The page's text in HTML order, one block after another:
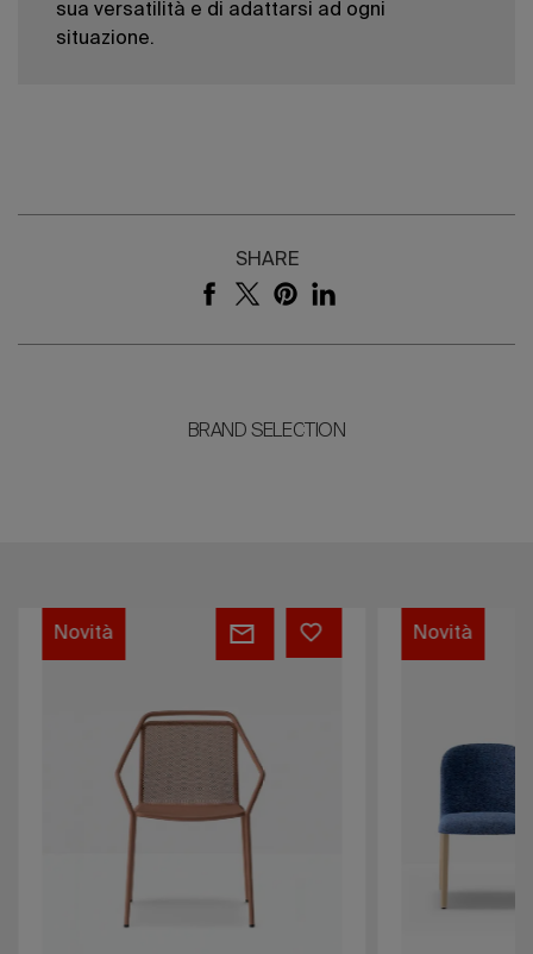
sua versatilità e di adattarsi ad ogni
situazione.
SHARE
BRAND SELECTION
Philía
Novità
Opale
Novità